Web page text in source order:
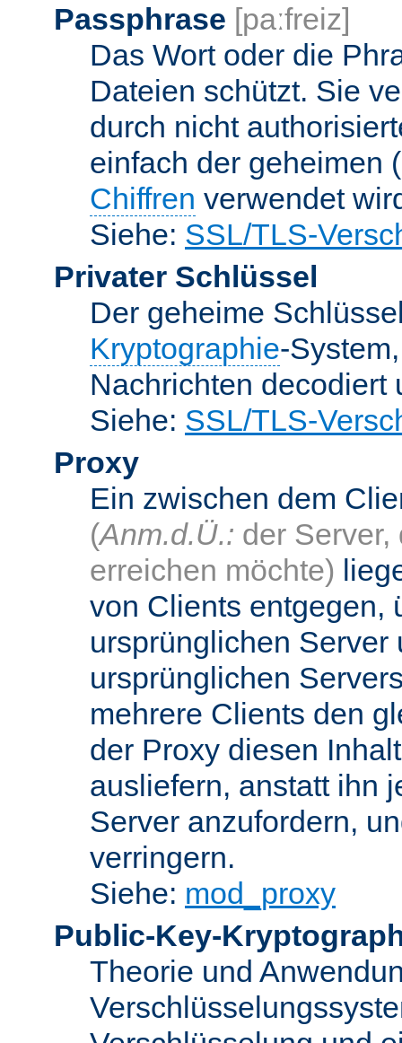
Passphrase [paːfreiz]
Das Wort oder die
Dateien schützt. Sie
durch nicht
einfach der geheimen
Chiffren verwendet
Siehe: SSL/TLS-
Privater Schlüssel
Der geheime
Kryptographie-
Nachrichten decodiert
Siehe: SSL/TLS-
Proxy
Ein zwischen dem
(Anm.d.Ü.: der
erreichen möchte)
von Clients entgegen,
ursprünglichen Server
ursprünglichen
mehrere Clients den
der Proxy diesen
ausliefern, anstatt ihn
Server anzufordern,
verringern.
Siehe: mod_proxy
Public-Key-
Theorie und